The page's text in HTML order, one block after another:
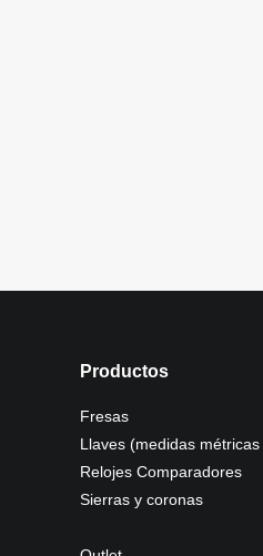
Productos
Fresas
Llaves (medidas
Relojes Comparadores
Sierras y coronas